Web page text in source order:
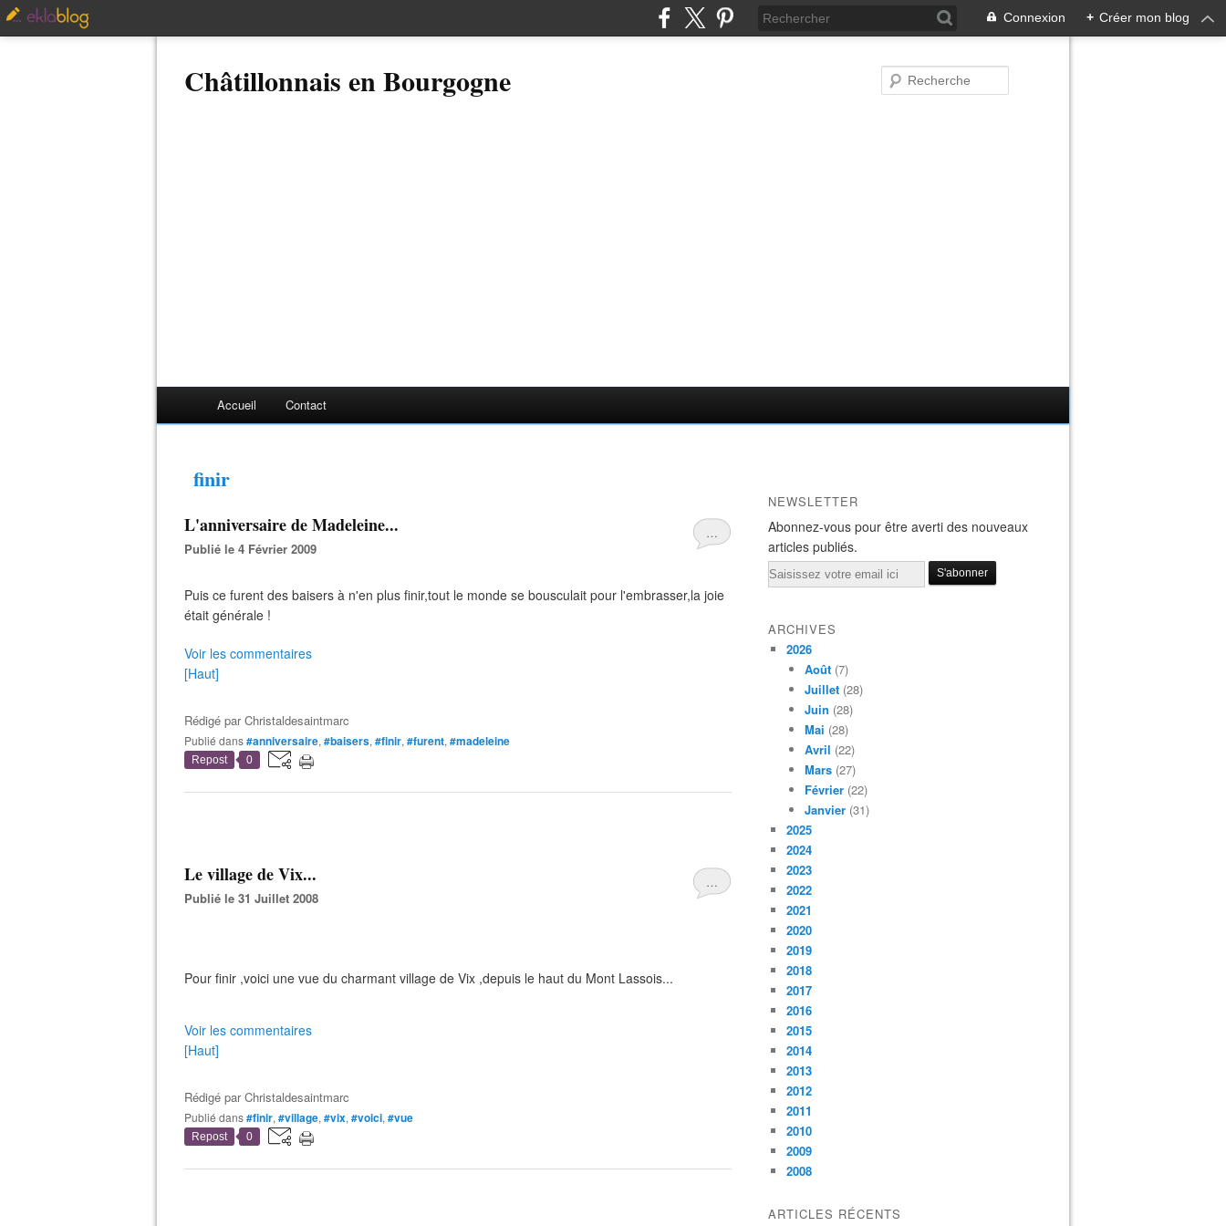
Connexion + Créer mon blog
Châtillonnais en Bourgogne
Accueil Contact
finir
…
L'anniversaire de Madeleine...
Publié le 4 Février 2009
Puis ce furent des baisers à n'en plus finir,tout le monde se bousculait pour l'embrasser,la joie
était générale !
Voir les commentaires
[Haut]
Rédigé parChristaldesaintmarc
Publié dans#anniversaire, #baisers, #finir, #furent, #madeleine
Repost 0
…
Le village de Vix...
Publié le 31 Juillet 2008
Pour finir ,voici une vue du charmant village de Vix ,depuis le haut du Mont Lassois...
Voir les commentaires
[Haut]
Rédigé parChristaldesaintmarc
Publié dans#finir, #village, #vix, #voici, #vue
Repost 0
NEWSLETTER
Abonnez-vous pour être averti des nouveaux
articles publiés.
Email
ARCHIVES
2026
Août (7)
Juillet (28)
Juin (28)
Mai (28)
Avril (22)
Mars (27)
Février (22)
Janvier (31)
2025
2024
2023
2022
2021
2020
2019
2018
2017
2016
2015
2014
2013
2012
2011
2010
2009
2008
ARTICLES RÉCENTS